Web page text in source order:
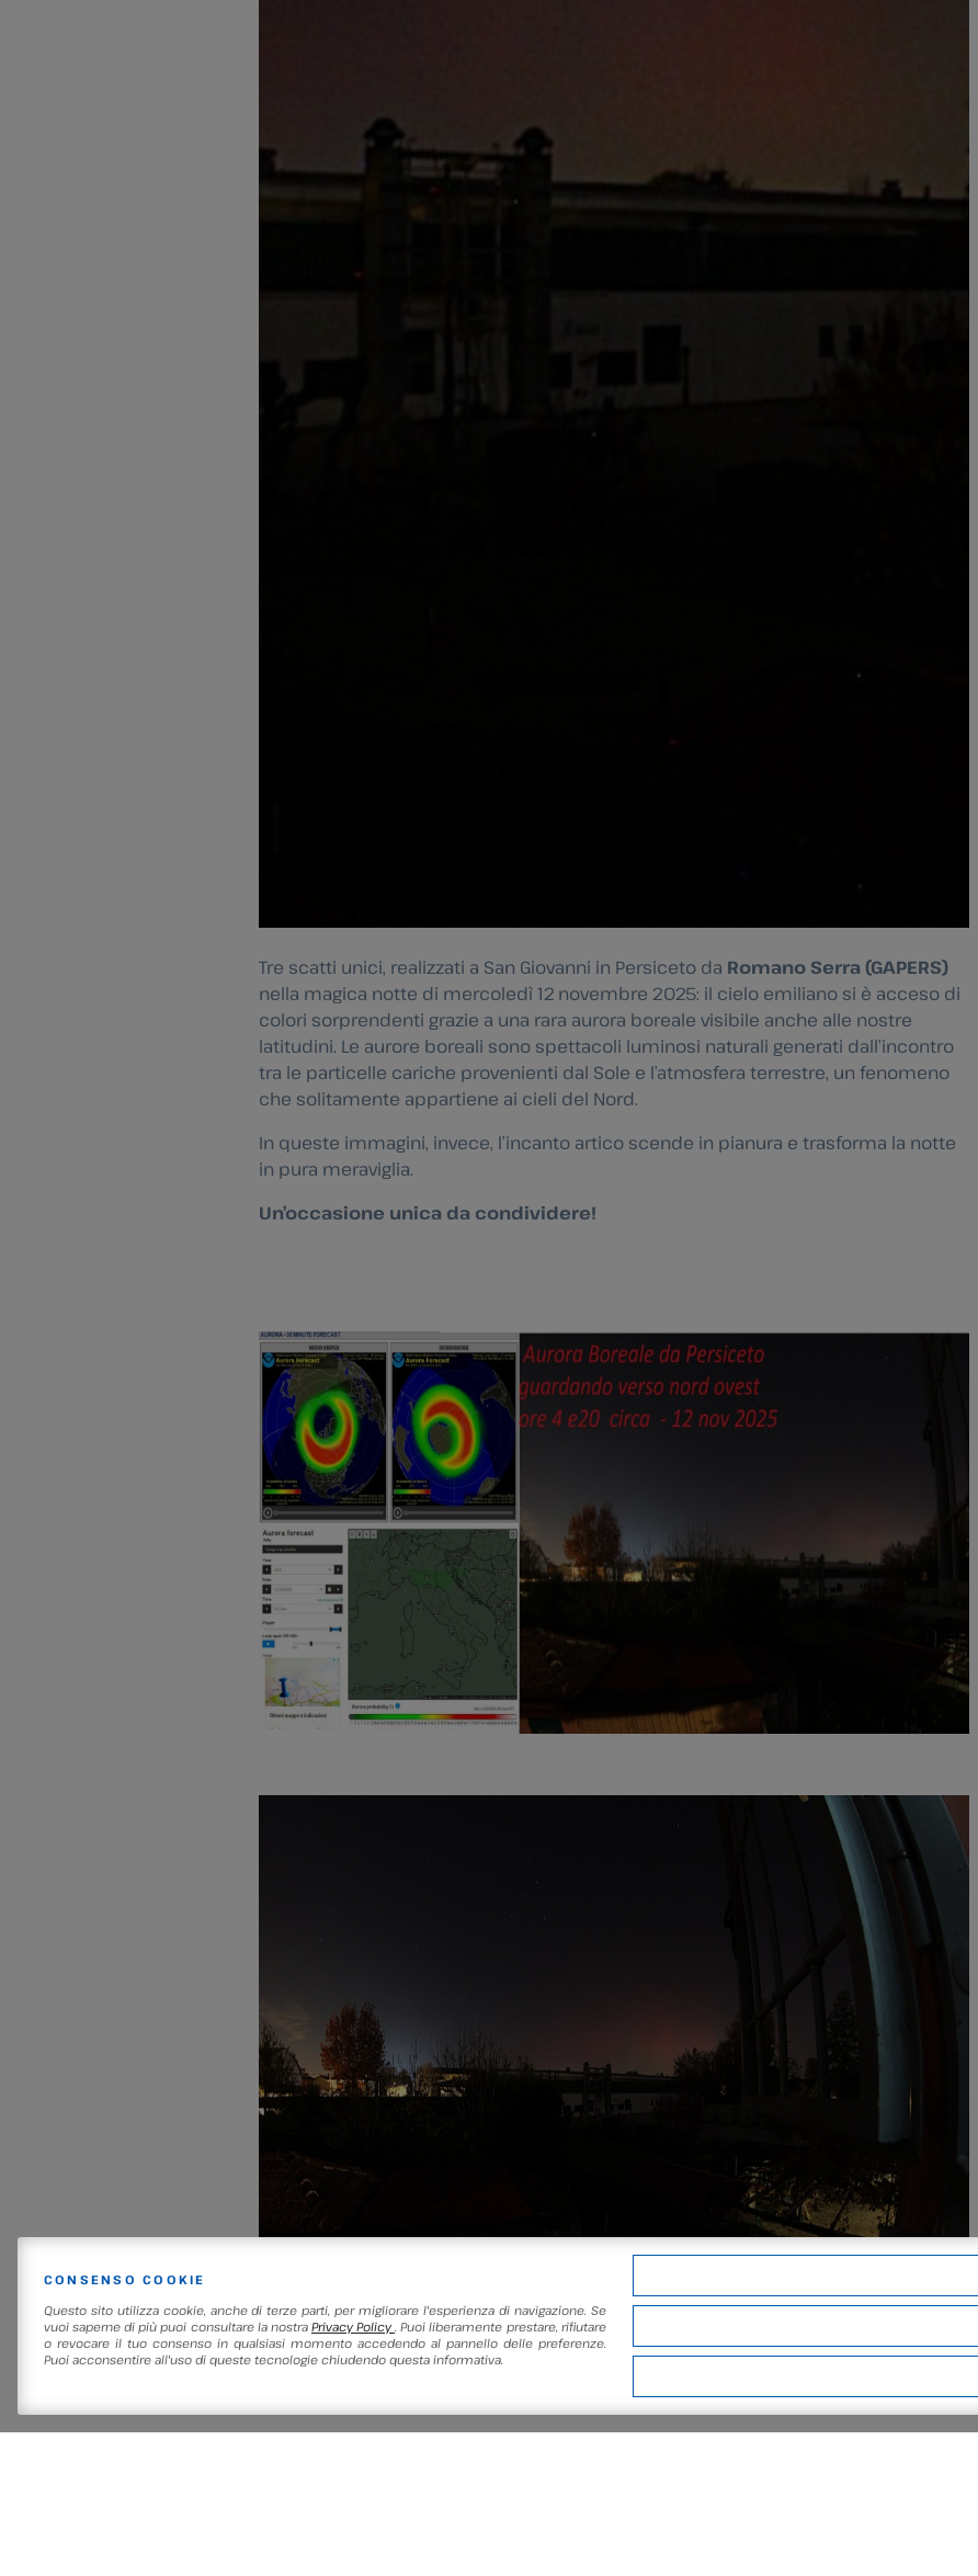
Tre scatti unici, realizzati a San Giovanni in Persiceto da Romano Serra (GAPERS)
nella magica notte di mercoledì 12 novembre 2025: il cielo emiliano si è acceso di
colori sorprendenti grazie a una rara aurora boreale visibile anche alle nostre
latitudini. Le aurore boreali sono spettacoli luminosi naturali generati dall’incontro
tra le particelle cariche provenienti dal Sole e l’atmosfera terrestre, un fenomeno
che solitamente appartiene ai cieli del Nord.
In queste immagini, invece, l’incanto artico scende in pianura e trasforma la notte
in pura meraviglia.
Un’occasione unica da condividere!
CONSENSO COOKIE
Questo sito utilizza cookie, anche di terze parti, per migliorare l'esperienza di navigazione. Se
vuoi saperne di più puoi consultare la nostra Privacy Policy. Puoi liberamente prestare, rifiutare
o revocare il tuo consenso in qualsiasi momento accedendo al pannello delle preferenze.
Puoi acconsentire all'uso di queste tecnologie chiudendo questa informativa.